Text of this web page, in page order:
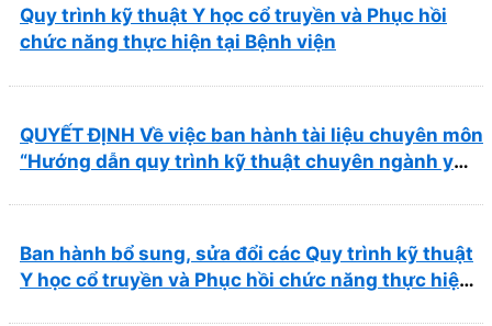
Quy trình kỹ thuật Y học cổ truyền và Phục hồi
chức năng thực hiện tại Bệnh viện
QUYẾT ĐỊNH Về việc ban hành tài liệu chuyên môn
“Hướng dẫn quy trình kỹ thuật chuyên ngành y
Ban hành bổ sung, sửa đổi các Quy trình kỹ thuật
Y học cổ truyền và Phục hồi chức năng thực hiện